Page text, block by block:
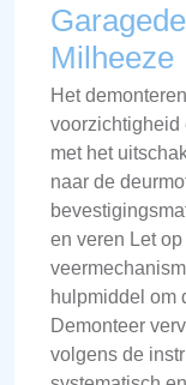
Milheeze
Het
voorzichtigheid
met het
naar de
en veren Let
hulpmiddel om
Demonteer
volgens de